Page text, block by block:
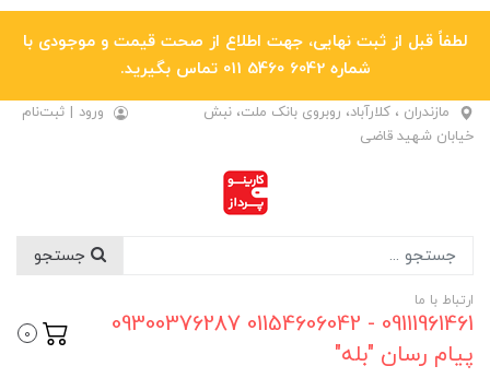
لطفاً قبل از ثبت نهایی، جهت اطلاع از صحت قیمت و موجودی با
شماره 6042 5460 011 تماس بگیرید.
مازندران ، کلارآباد، روبروی بانک ملت، نبش
خیابان شهید قاضی
ورود | ثبت‌نام
ارتباط با ما
09111961461 - 01154606042 09300376287
پیام رسان "بله"
0